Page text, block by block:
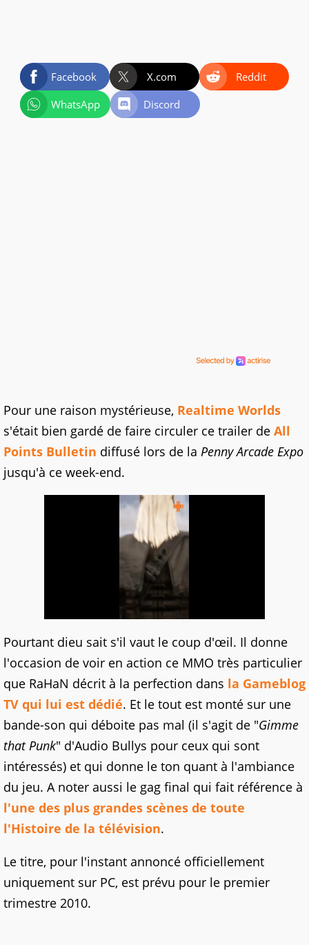
Facebook X.com
Reddit
WhatsApp
Discord
Pour une raison mystérieuse, Realtime Worlds
s'était bien gardé de faire circuler ce trailer de All
Points Bulletin diffusé lors de la Penny Arcade Expo
jusqu'à ce week-end.
Pourtant dieu sait s'il vaut le coup d'œil. Il donne
l'occasion de voir en action ce MMO très particulier
que RaHaN décrit à la perfection dans la Gameblog
TV qui lui est dédié. Et le tout est monté sur une
bande-son qui déboite pas mal (il s'agit de "Gimme
that Punk" d'Audio Bullys pour ceux qui sont
intéressés) et qui donne le ton quant à l'ambiance
du jeu. A noter aussi le gag final qui fait référence à
l'une des plus grandes scènes de toute
l'Histoire de la télévision.
Le titre, pour l'instant annoncé officiellement
uniquement sur PC, est prévu pour le premier
trimestre 2010.